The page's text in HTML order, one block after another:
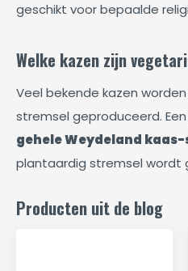
geschikt voor bepaalde
Welke kazen zijn
Veel bekende kazen
stremsel geproduceerd.
gehele Weydeland
plantaardig stremsel wordt
Producten uit de blog